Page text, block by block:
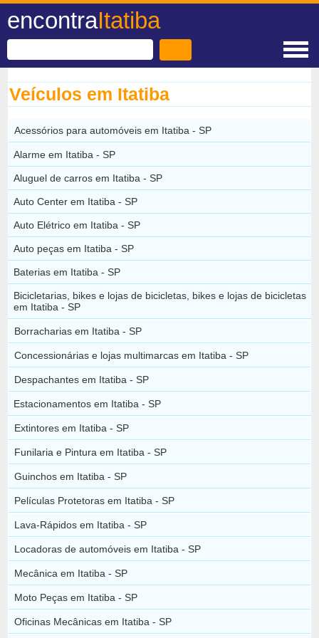
encontraItatiba
Veículos em Itatiba
Acessórios para automóveis em Itatiba - SP
Alarme em Itatiba - SP
Aluguel de carros em Itatiba - SP
Auto Center em Itatiba - SP
Auto Elétrico em Itatiba - SP
Auto peças em Itatiba - SP
Baterias em Itatiba - SP
Bicicletarias, bikes e lojas de bicicletas, bikes e lojas de bicicletas
em Itatiba - SP
Borracharias em Itatiba - SP
Concessionárias e lojas multimarcas em Itatiba - SP
Despachantes em Itatiba - SP
Estacionamentos em Itatiba - SP
Extintores em Itatiba - SP
Funilaria e Pintura em Itatiba - SP
Guinchos em Itatiba - SP
Películas Protetoras em Itatiba - SP
Lava-Rápidos em Itatiba - SP
Locadoras de automóveis em Itatiba - SP
Mecânica em Itatiba - SP
Moto Peças em Itatiba - SP
Oficinas Mecânicas em Itatiba - SP